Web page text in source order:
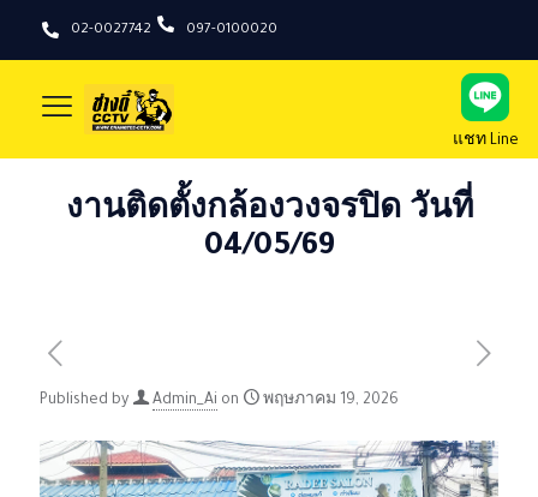
02-0027742 097-0100020
แชท Line
งานติดตั้งกล้องวงจรปิด วันที่
04/05/69
Published by Admin_Ai on พฤษภาคม 19, 2026